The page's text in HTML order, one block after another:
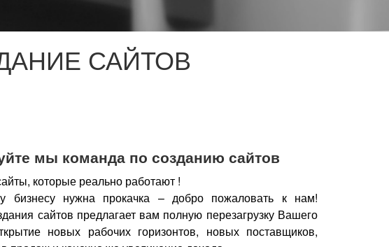
САЙТОВ
мы команда по созданию сайтов
которые реально работают !
бизнесу нужна прокачка – добро пожаловать к нам!
сайтов предлагает вам полную перезагрузку Вашего
новых рабочих горизонтов, новых поставщиков,